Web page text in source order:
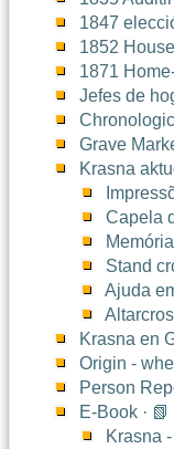
1847
1852
1871
Jefes de
Grave
Krasna
Capela
Stand
Ajuda
Krasna en
Origin -
Person
E-Book · 📗
Krasna